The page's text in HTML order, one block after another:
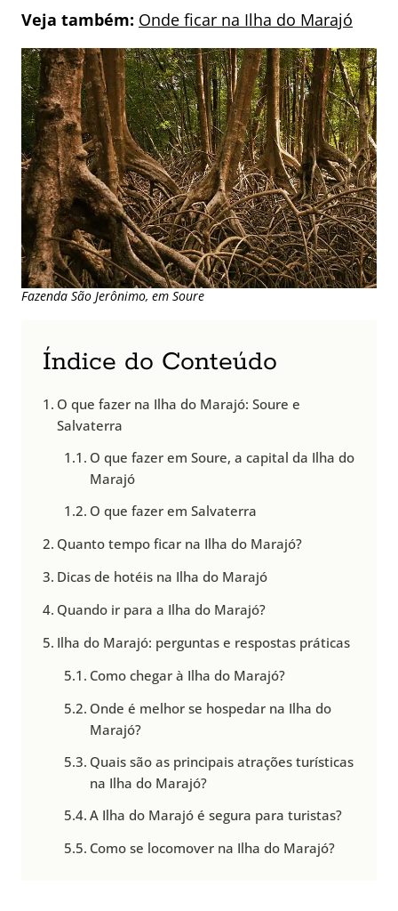
Veja também: Onde ficar na Ilha do Marajó
Fazenda São Jerônimo, em Soure
Índice do Conteúdo
O que fazer na Ilha do Marajó: Soure e
Salvaterra
O que fazer em Soure, a capital da Ilha do
Marajó
O que fazer em Salvaterra
Quanto tempo ficar na Ilha do Marajó?
Dicas de hotéis na Ilha do Marajó
Quando ir para a Ilha do Marajó?
Ilha do Marajó: perguntas e respostas práticas
Como chegar à Ilha do Marajó?
Onde é melhor se hospedar na Ilha do
Marajó?
Quais são as principais atrações turísticas
na Ilha do Marajó?
A Ilha do Marajó é segura para turistas?
Como se locomover na Ilha do Marajó?